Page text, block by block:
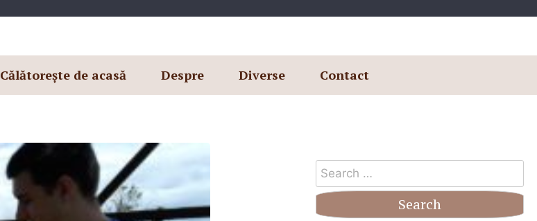
Călătorește de acasă Despre Diverse Contact
Search
for: